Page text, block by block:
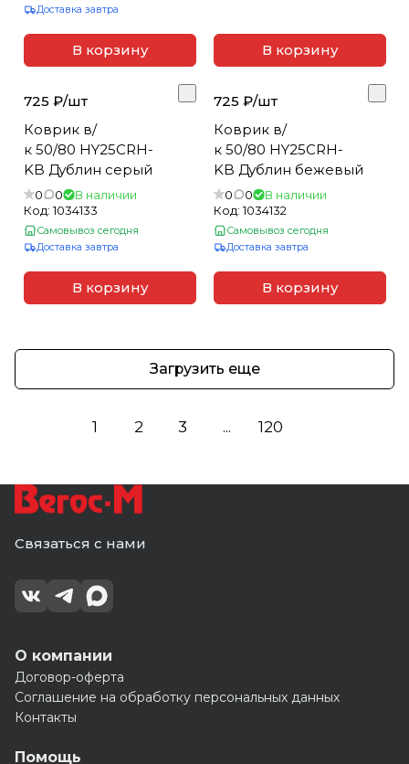
Доставка завтра
В корзину В корзину
725 ₽/шт
Коврик в/
к 50/80 HY25CRH-
KB Дублин серый
0 0
В наличии
Код:1034133
Самовывоз сегодня
Доставка завтра
В корзину
725 ₽/шт
Коврик в/
к 50/80 HY25CRH-
KB Дублин бежевый
0 0
В наличии
Код:1034132
Самовывоз сегодня
Доставка завтра
В корзину
Загрузить еще
1 2 3 ... 120
Связаться с нами
О компании
Договор-оферта
Соглашение на обработку персональных данных
Контакты
Помощь